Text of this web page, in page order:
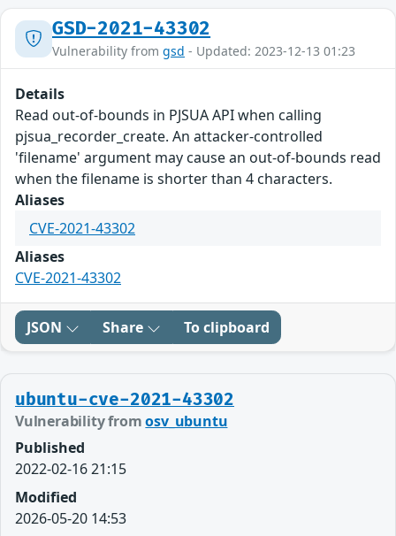
GSD-2021-43302
Vulnerability from gsd - Updated: 2023-12-13 01:23
Details
Read out-of-bounds in PJSUA API when calling
pjsua_recorder_create. An attacker-controlled
'filename' argument may cause an out-of-bounds read
when the filename is shorter than 4 characters.
Aliases
CVE-2021-43302
Aliases
CVE-2021-43302
JSON Share To clipboard
ubuntu-cve-2021-43302
Vulnerability fromosv_ubuntu
Published
2022-02-16 21:15
Modified
2026-05-20 14:53